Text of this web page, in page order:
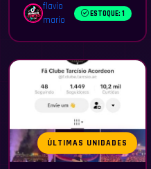
flavio
mario
ESTOQUE: 1
ÚLTIMAS UNIDADES